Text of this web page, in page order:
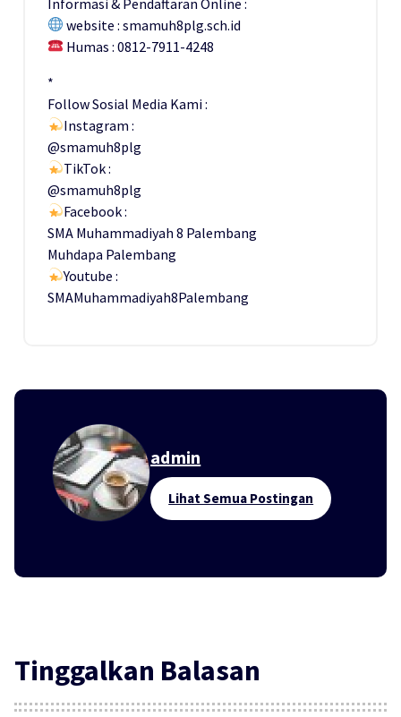
website : smamuh8plg.sch.id
Humas : 0812-7911-4248
*
Follow Sosial Media Kami :
Instagram :
@smamuh8plg
TikTok :
@smamuh8plg
Facebook :
SMA Muhammadiyah 8 Palembang
Muhdapa Palembang
Youtube :
SMAMuhammadiyah8Palembang
admin
Lihat Semua Postingan
Tinggalkan Balasan